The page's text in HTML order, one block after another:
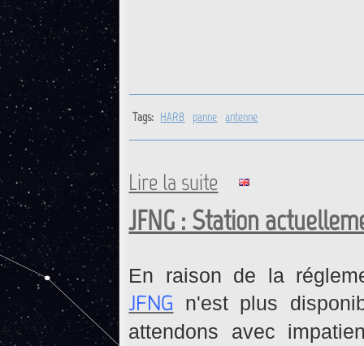
Tags: HARB panne antenne
Lire la suite de HARB : Retour
JFNG : Station
En raison de la
JFNG n'est plus
attendons avec